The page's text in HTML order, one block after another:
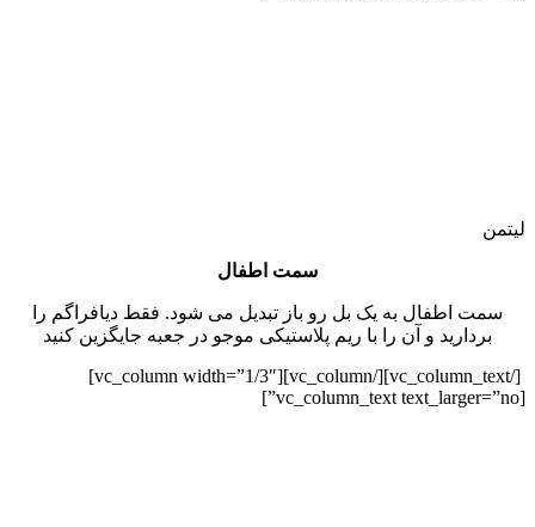
لیتمن
سمت اطفال
سمت اطفال به یک بل رو باز تبدیل می شود. فقط دیافراگم را
بردارید و آن را با ریم پلاستیکی موجو در جعبه جایگزین کنید
[/vc_column_text][/vc_column][vc_column width=”1/3″]
[vc_column_text text_larger=”no”]